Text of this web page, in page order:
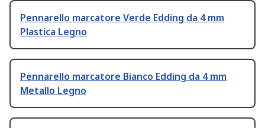
Pennarello marcatore Verde Edding da 4 mm
Plastica Legno
Pennarello marcatore Bianco Edding da 4 mm
Metallo Legno